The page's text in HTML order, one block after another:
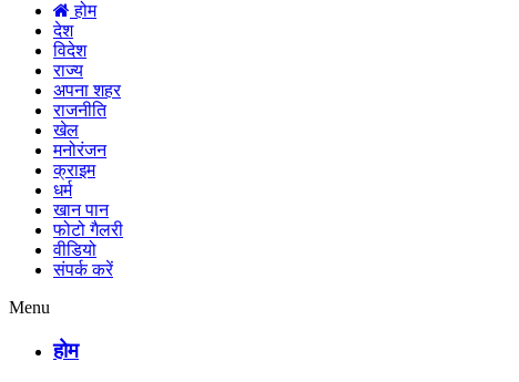
होम
देश
विदेश
राज्य
अपना शहर
राजनीति
खेल
मनोरंजन
क्राइम
धर्म
खान पान
फोटो गैलरी
वीडियो
संपर्क करें
Menu
होम